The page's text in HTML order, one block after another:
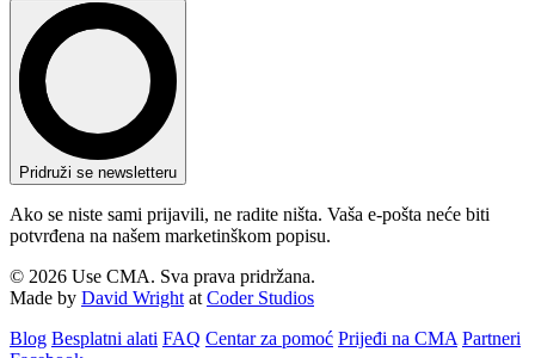
Pridruži se newsletteru
Ako se niste sami prijavili, ne radite ništa. Vaša e-pošta neće biti
potvrđena na našem marketinškom popisu.
© 2026 Use CMA. Sva prava pridržana.
Made by David Wright at Coder Studios
Blog‎ Besplatni alati FAQ Centar za pomoć Prijeđi na CMA Partneri